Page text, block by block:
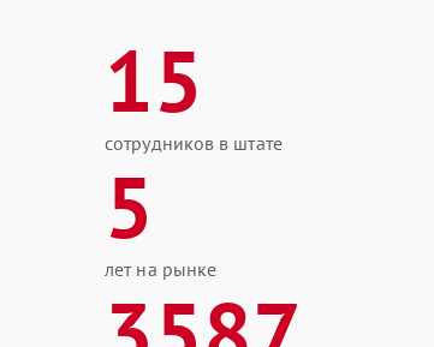
15
сотрудников в штате
5
лет на рынке